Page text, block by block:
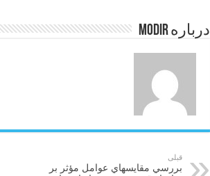
درباره modir
قبلی
بررسي مقايسهاي عوامل مؤثر بر